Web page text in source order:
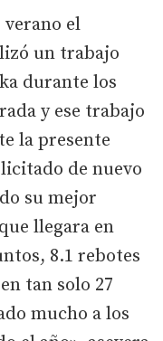
verano el
un trabajo
durante los
y ese trabajo
la presente
de nuevo
su mejor
llegara en
8.1 rebotes
tan solo 27
mucho a los